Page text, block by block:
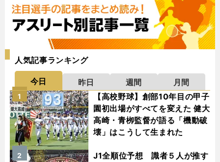
人気記事ランキング
今日 昨日 週間
月間
【高校野球】創部10年目の甲子
園初出場がすべてを変えた 健大
高崎・青栁監督が語る「機動破
壊」はこうして生まれた
1
J1全順位予想 識者５人が推す
2